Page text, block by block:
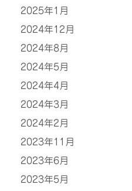
2025年1月
2024年12月
2024年8月
2024年5月
2024年4月
2024年3月
2024年2月
2023年11月
2023年6月
2023年5月